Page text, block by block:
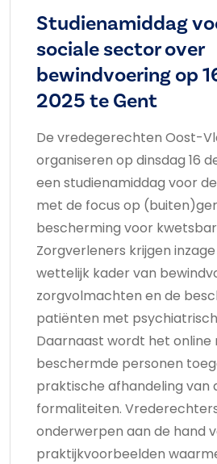
Studienamiddag
sociale sector over
bewindvoering op
2025 te Gent
De vredegerechten Oost-
organiseren op dinsdag 16
een studienamiddag voor
met de focus op
bescherming voor
Zorgverleners krijgen
wettelijk kader van
zorgvolmachten en de
patiënten met
Daarnaast wordt het online
beschermde personen
praktische afhandeling van
formaliteiten.
onderwerpen aan de hand
praktijkvoorbeelden